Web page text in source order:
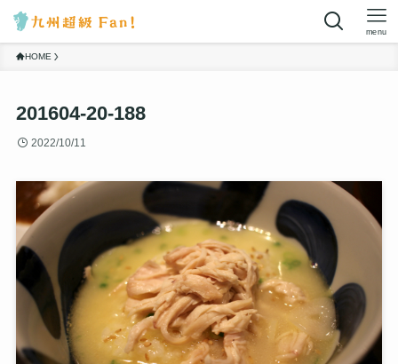
menu
HOME
201604-20-188
2022/10/11